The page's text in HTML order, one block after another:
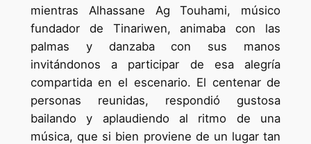
mientras Alhassane Ag Touhami, músico
fundador de Tinariwen, animaba con las
palmas y danzaba con sus manos
invitándonos a participar de esa alegría
compartida en el escenario. El centenar de
personas reunidas, respondió gustosa
bailando y aplaudiendo al ritmo de una
música, que si bien proviene de un lugar tan